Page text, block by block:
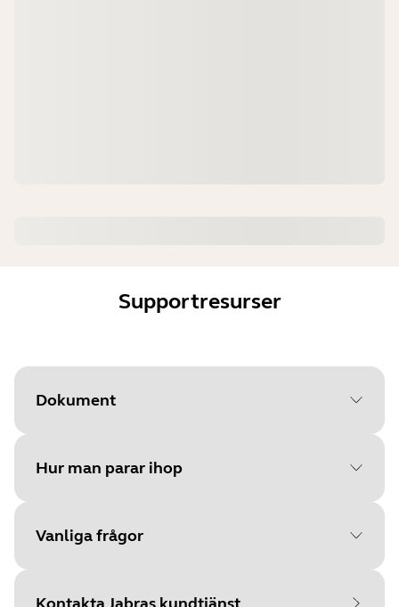
Supportresurser
Dokument
Document Bruksanvisning
Size 1.6 MB
Hur man parar ihop
Välj ditt operativsystem för
Vanliga frågor